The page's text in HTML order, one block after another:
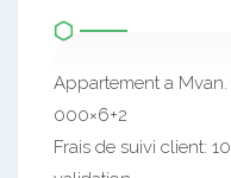
Appartement a
000×6+2
Frais de suivi client: